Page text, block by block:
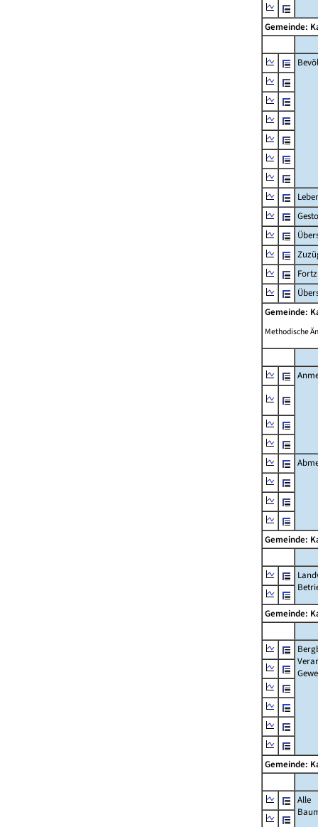
Gemeinde:
Gemeinde:
Methodische
Gemeinde:
Gemeinde:
Gemeinde:
Alle